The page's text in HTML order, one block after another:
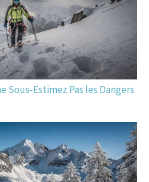
Sous-Estimez Pas les Dangers